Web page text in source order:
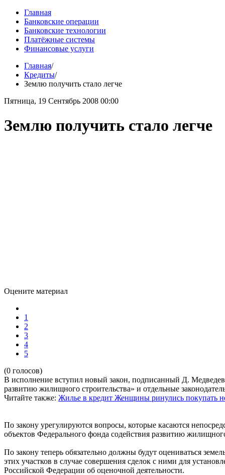
Главная
Банковские операции
Банковские технологии
Платёжные системы
Финансовые услуги
Главная/
Кредиты/
Землю получить стало легче
Пятница, 19 Сентябрь 2008 00:00
Землю получить стало легче
Оцените материал
1
2
3
4
5
(0 голосов)
В исполнение вступил новый закон, подписанный Д.
развитию жилищного строительства» и отдельные
Читайте также: Жилье в кредит Женщины ринулись покупать
По закону урегулируются вопросы, которые касаются
объектов Федерального фонда содействия развитию
По закону теперь обязательно должны будут оцениваться
этих участков в случае совершения сделок с ними для
Российской Федерации об оценочной деятельности.